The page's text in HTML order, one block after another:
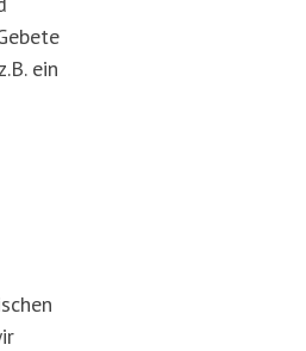
ein